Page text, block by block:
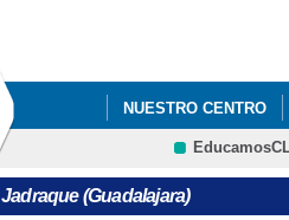
NUESTRO CENTRO
(Guadalajara)